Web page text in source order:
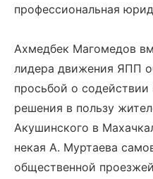
профессиональная
Ахмедбек Магомедов
лидера движения ЯПП
просьбой о содействии
решения в пользу
Акушинского в
некая А. Муртаева
общественной